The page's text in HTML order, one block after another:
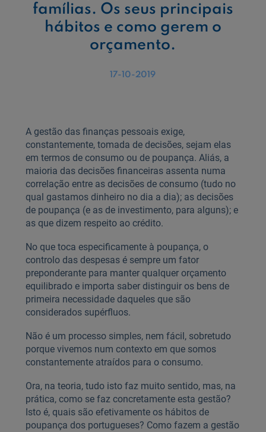
famílias. Os seus principais
hábitos e como gerem o
orçamento.
17-10-2019
A gestão das finanças pessoais exige,
constantemente, tomada de decisões, sejam elas
em termos de consumo ou de poupança. Aliás, a
maioria das decisões financeiras assenta numa
correlação entre as decisões de consumo (tudo no
qual gastamos dinheiro no dia a dia); as decisões
de poupança (e as de investimento, para alguns); e
as que dizem respeito ao crédito.
No que toca especificamente à poupança, o
controlo das despesas é sempre um fator
preponderante para manter qualquer orçamento
equilibrado e importa saber distinguir os bens de
primeira necessidade daqueles que são
considerados supérfluos.
Não é um processo simples, nem fácil, sobretudo
porque vivemos num contexto em que somos
constantemente atraídos para o consumo.
Ora, na teoria, tudo isto faz muito sentido, mas, na
prática, como se faz concretamente esta gestão?
Isto é, quais são efetivamente os hábitos de
poupança dos portugueses? Como fazem a gestão